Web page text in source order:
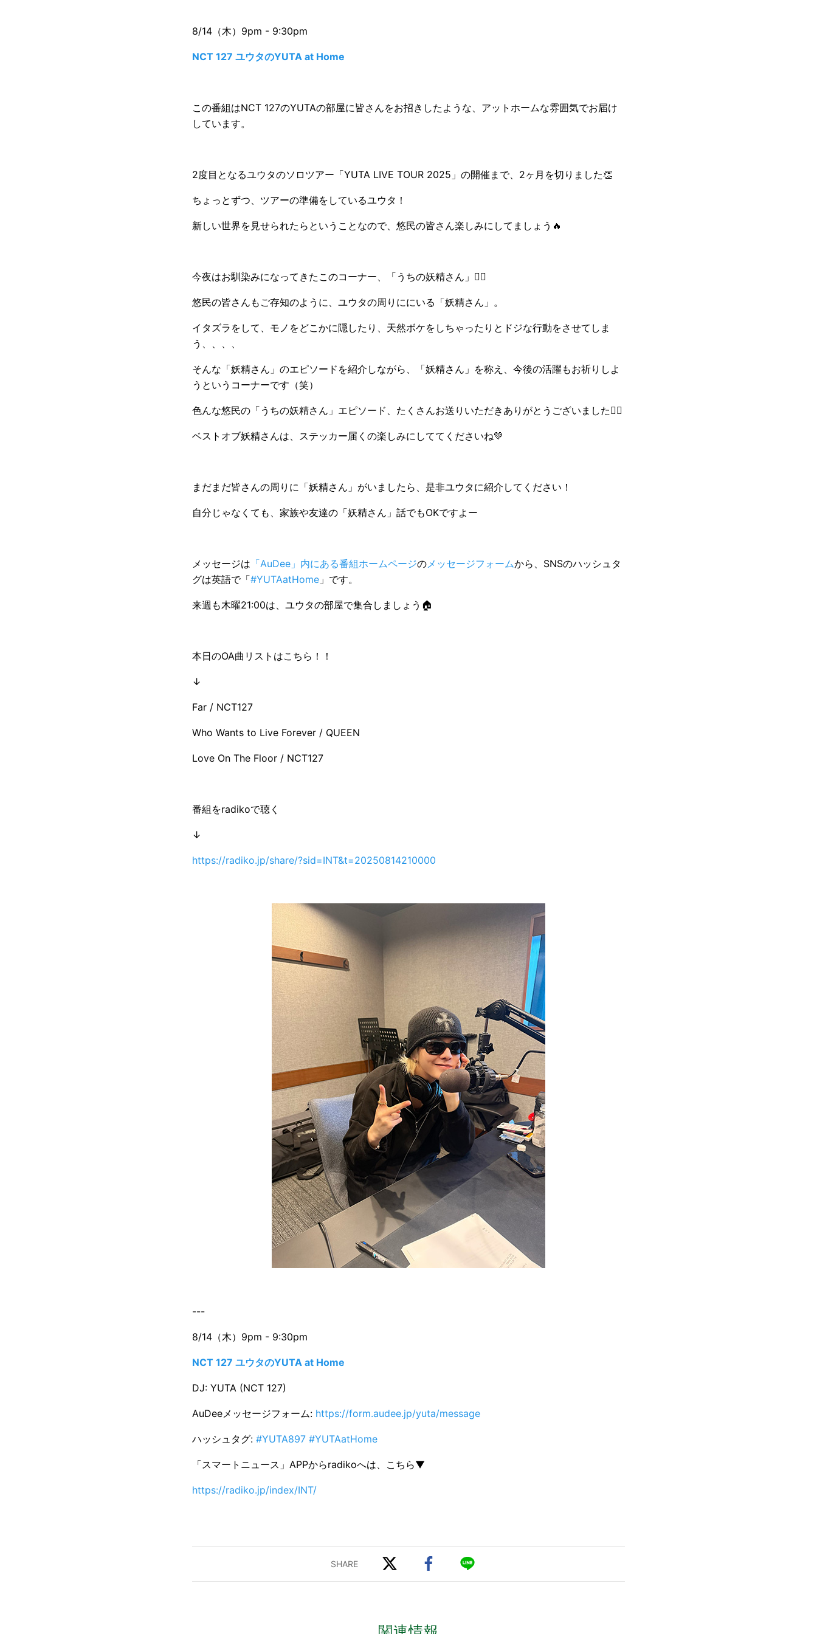
8/14（木）9pm - 9:30pm
NCT 127 ユウタのYUTA at Home
この番組はNCT 127のYUTAの部屋に皆さんをお招きしたような、アットホームな雰囲気でお届け
しています。
2度目となるユウタのソロツアー「YUTA LIVE TOUR 2025」の開催まで、2ヶ月を切りました👏
ちょっとずつ、ツアーの準備をしているユウタ！
新しい世界を見せられたらということなので、悠民の皆さん楽しみにしてましょう🔥
今夜はお馴染みになってきたこのコーナー、「うちの妖精さん」🧚‍♂️
悠民の皆さんもご存知のように、ユウタの周りににいる「妖精さん」。
イタズラをして、モノをどこかに隠したり、天然ボケをしちゃったりとドジな行動をさせてしま
う、、、、
そんな「妖精さん」のエピソードを紹介しながら、「妖精さん」を称え、今後の活躍もお祈りしよ
うというコーナーです（笑）
色んな悠民の「うちの妖精さん」エピソード、たくさんお送りいただきありがとうございました🧚‍♀️
ベストオブ妖精さんは、ステッカー届くの楽しみにしててくださいね💚
まだまだ皆さんの周りに「妖精さん」がいましたら、是非ユウタに紹介してください！
自分じゃなくても、家族や友達の「妖精さん」話でもOKですよー
メッセージは 「AuDee」内にある番組ホームページの メッセージフォームから、SNSのハッシュタ
グは英語で「#YUTAatHome 」です。
来週も木曜21:00は、ユウタの部屋で集合しましょう🏠
本日のOA曲リストはこちら！！
↓
Far / NCT127
Who Wants to Live Forever / QUEEN
Love On The Floor / NCT127
番組をradikoで聴く
↓
https://radiko.jp/share/?sid=INT&t=20250814210000
---
8/14（木）9pm - 9:30pm
NCT 127 ユウタのYUTA at Home
DJ: YUTA (NCT 127)
AuDeeメッセージフォーム: https://form.audee.jp/yuta/message
ハッシュタグ: #YUTA897 #YUTAatHome
「スマートニュース」APPからradikoへは、こちら▼
https://radiko.jp/index/INT/